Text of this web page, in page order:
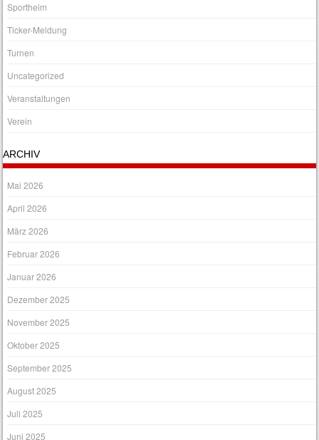
Sportheim
Ticker-Meldung
Turnen
Uncategorized
Veranstaltungen
Verein
ARCHIV
Mai 2026
April 2026
März 2026
Februar 2026
Januar 2026
Dezember 2025
November 2025
Oktober 2025
September 2025
August 2025
Juli 2025
Juni 2025